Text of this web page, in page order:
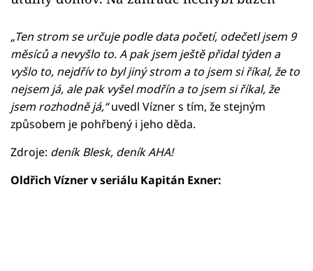
„Ten strom se určuje podle data početí, odečetl jsem 9
měsíců a nevyšlo to. A pak jsem ještě přidal týden a
vyšlo to, nejdřív to byl jiný strom a to jsem si říkal, že to
nejsem já, ale pak vyšel modřín a to jsem si říkal, že
jsem rozhodně já,“uvedl Vízner s tím, že stejným
způsobem je pohřbený i jeho děda.
Zdroje: deník Blesk, deník AHA!
Oldřich Vízner v seriálu Kapitán Exner: